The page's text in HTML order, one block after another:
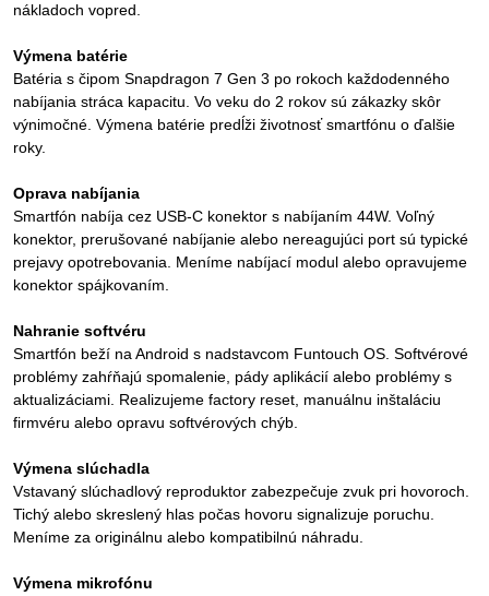
nákladoch vopred.
Výmena batérie
Batéria s čipom Snapdragon 7 Gen 3 po rokoch každodenného
nabíjania stráca kapacitu. Vo veku do 2 rokov sú zákazky skôr
výnimočné. Výmena batérie predĺži životnosť smartfónu o ďalšie
roky.
Oprava nabíjania
Smartfón nabíja cez USB-C konektor s nabíjaním 44W. Voľný
konektor, prerušované nabíjanie alebo nereagujúci port sú typické
prejavy opotrebovania. Meníme nabíjací modul alebo opravujeme
konektor spájkovaním.
Nahranie softvéru
Smartfón beží na Android s nadstavcom Funtouch OS. Softvérové
problémy zahŕňajú spomalenie, pády aplikácií alebo problémy s
aktualizáciami. Realizujeme factory reset, manuálnu inštaláciu
firmvéru alebo opravu softvérových chýb.
Výmena slúchadla
Vstavaný slúchadlový reproduktor zabezpečuje zvuk pri hovoroch.
Tichý alebo skreslený hlas počas hovoru signalizuje poruchu.
Meníme za originálnu alebo kompatibilnú náhradu.
Výmena mikrofónu